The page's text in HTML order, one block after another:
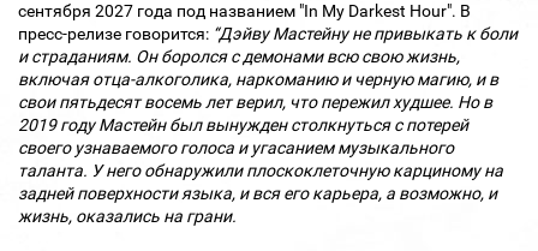
сентября 2027 года под названием "In My Darkest Hour". В
пресс-релизе говорится: “Дэйву Мастейну не привыкать к боли
и страданиям. Он боролся с демонами всю свою жизнь,
включая отца-алкоголика, наркоманию и черную магию, и в
свои пятьдесят восемь лет верил, что пережил худшее. Но в
2019 году Мастейн был вынужден столкнуться с потерей
своего узнаваемого голоса и угасанием музыкального
таланта. У него обнаружили плоскоклеточную карциному на
задней поверхности языка, и вся его карьера, а возможно, и
жизнь, оказались на грани.